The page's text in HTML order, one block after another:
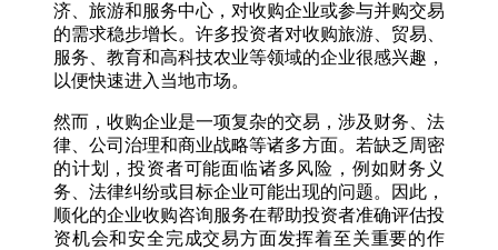
济、旅游和服务中心，对收购企业或参与并购交易
的需求稳步增长。许多投资者对收购旅游、贸易、
服务、教育和高科技农业等领域的企业很感兴趣，
以便快速进入当地市场。
然而，收购企业是一项复杂的交易，涉及财务、法
律、公司治理和商业战略等诸多方面。若缺乏周密
的计划，投资者可能面临诸多风险，例如财务义
务、法律纠纷或目标企业可能出现的问题。因此，
顺化的企业收购咨询服务在帮助投资者准确评估投
资机会和安全完成交易方面发挥着至关重要的作